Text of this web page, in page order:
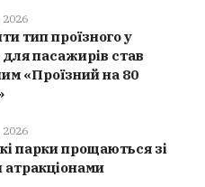
тип проїзного у
для пасажирів став
«Проїзний на 80
парки прощаються зі
атракціонами